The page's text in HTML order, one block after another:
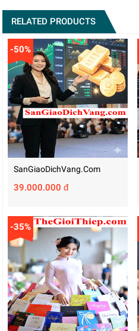
RELATED PRODUCTS
-50%
SanGiaoDichVang.com
39.000.000 đ
-35%